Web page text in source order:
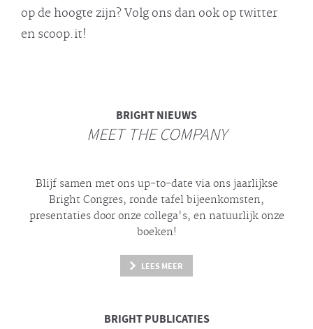
op de hoogte zijn? Volg ons dan ook op twitter
en scoop.it!
BRIGHTNIEUWS
MEET THE COMPANY
Blijf samen met ons up-to-date via ons jaarlijkse
Bright Congres, ronde tafel bijeenkomsten,
presentaties door onze collega's, en natuurlijk onze
boeken!
LEES MEER
BRIGHTPUBLICATIES